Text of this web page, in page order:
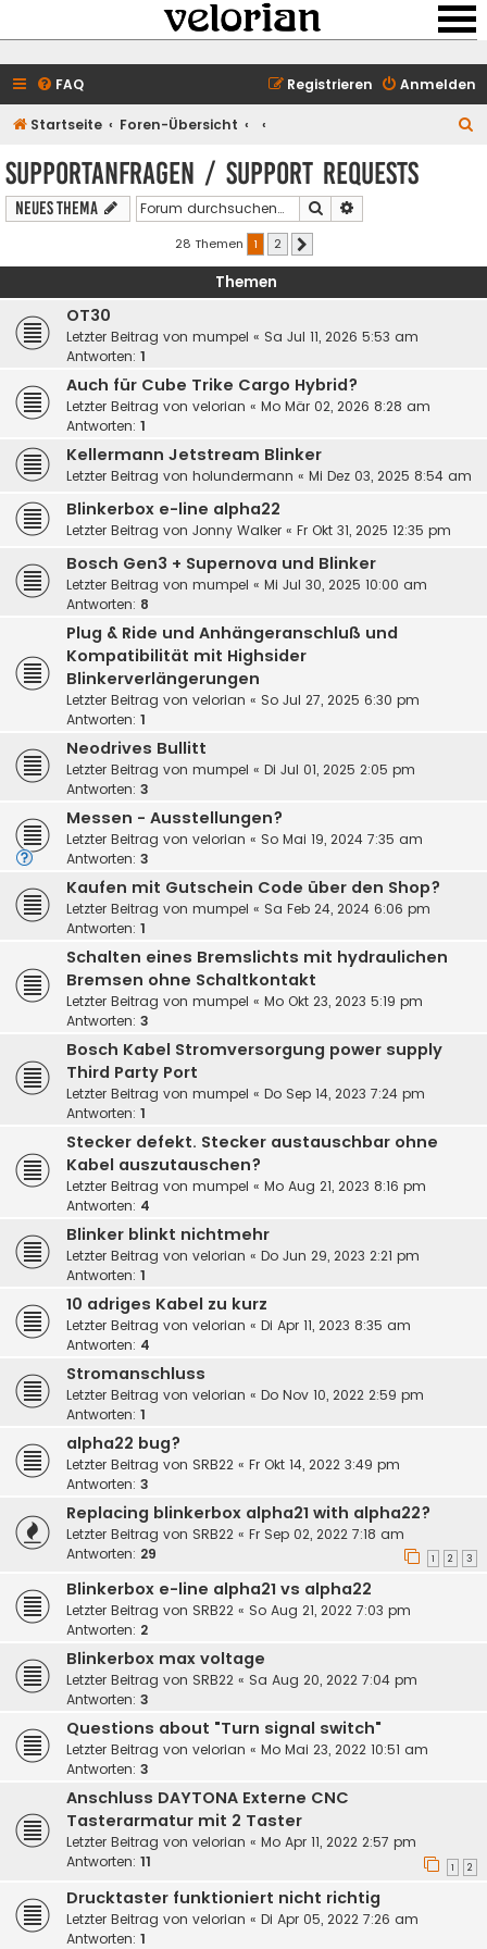
FAQ Anmelden
Registrieren
Startseite Foren-Übersicht
Supportanfragen / support requests
Neues Thema Suche
28 Themen 1 2
Themen
OT30
Letzter Beitrag von mumpel « Sa Jul 11, 2026 5:53 am
Antworten: 1
Auch für Cube Trike Cargo Hybrid?
Letzter Beitrag von velorian « Mo Mär 02, 2026 8:28 am
Antworten: 1
Kellermann Jetstream Blinker
Letzter Beitrag von holundermann « Mi Dez 03, 2025 8:54 am
Blinkerbox e-line alpha22
Letzter Beitrag von Jonny Walker « Fr Okt 31, 2025 12:35 pm
Bosch Gen3 + Supernova und Blinker
Letzter Beitrag von mumpel « Mi Jul 30, 2025 10:00 am
Antworten: 8
Plug & Ride und Anhängeranschluß und
Kompatibilität mit Highsider
Blinkerverlängerungen
Letzter Beitrag von velorian « So Jul 27, 2025 6:30 pm
Antworten: 1
Neodrives Bullitt
Letzter Beitrag von mumpel « Di Jul 01, 2025 2:05 pm
Antworten: 3
Messen - Ausstellungen?
Letzter Beitrag von velorian « So Mai 19, 2024 7:35 am
Antworten: 3
Kaufen mit Gutschein Code über den Shop?
Letzter Beitrag von mumpel « Sa Feb 24, 2024 6:06 pm
Antworten: 1
Schalten eines Bremslichts mit hydraulichen
Bremsen ohne Schaltkontakt
Letzter Beitrag von mumpel « Mo Okt 23, 2023 5:19 pm
Antworten: 3
Bosch Kabel Stromversorgung power supply
Third Party Port
Letzter Beitrag von mumpel « Do Sep 14, 2023 7:24 pm
Antworten: 1
Stecker defekt. Stecker austauschbar ohne
Kabel auszutauschen?
Letzter Beitrag von mumpel « Mo Aug 21, 2023 8:16 pm
Antworten: 4
Blinker blinkt nichtmehr
Letzter Beitrag von velorian « Do Jun 29, 2023 2:21 pm
Antworten: 1
10 adriges Kabel zu kurz
Letzter Beitrag von velorian « Di Apr 11, 2023 8:35 am
Antworten: 4
Stromanschluss
Letzter Beitrag von velorian « Do Nov 10, 2022 2:59 pm
Antworten: 1
alpha22 bug?
Letzter Beitrag von SRB22 « Fr Okt 14, 2022 3:49 pm
Antworten: 3
Replacing blinkerbox alpha21 with alpha22?
Letzter Beitrag von SRB22 « Fr Sep 02, 2022 7:18 am
Antworten: 29 1 2 3
Blinkerbox e-line alpha21 vs alpha22
Letzter Beitrag von SRB22 « So Aug 21, 2022 7:03 pm
Antworten: 2
Blinkerbox max voltage
Letzter Beitrag von SRB22 « Sa Aug 20, 2022 7:04 pm
Antworten: 3
Questions about "Turn signal switch"
Letzter Beitrag von velorian « Mo Mai 23, 2022 10:51 am
Antworten: 3
Anschluss DAYTONA Externe CNC
Tasterarmatur mit 2 Taster
Letzter Beitrag von velorian « Mo Apr 11, 2022 2:57 pm
Antworten: 11 1 2
Drucktaster funktioniert nicht richtig
Letzter Beitrag von velorian « Di Apr 05, 2022 7:26 am
Antworten: 1